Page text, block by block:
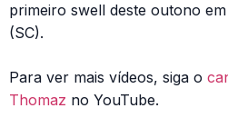
primeiro swell deste outono
(SC).
Para ver mais vídeos, siga o
Thomaz no YouTube.